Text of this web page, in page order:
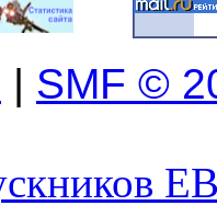
| SMF ©